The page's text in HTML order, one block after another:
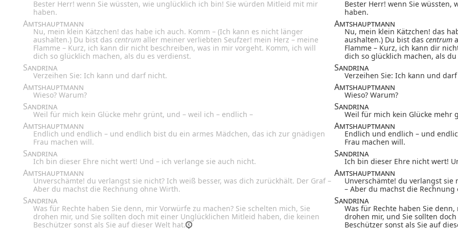
Bester Herr! wenn Sie wüssten, wie unglücklich ich bin! Sie würden Mitleid mit mir
haben.
Bester Herr! wenn Sie
haben.
Amtshauptmann Amtshauptmann
Nu, mein klein Kätzchen! das habe ich auch. Komm – (Ich kann es nicht länger
aushalten.) Du bist das centrum aller meiner verliebten Seufzer! mein Herz – meine
Flamme – Kurz, ich kann dir nicht beschreiben, was in mir vorgeht. Komm, ich will
dich so glücklich machen, als du es verdienst.
Nu, mein klein Kätzchen! das
aushalten.) Du bist das centrum
Flamme – Kurz, ich kann dir
dich so glücklich machen, als
Sandrina Sandrina
Verzeihen Sie: Ich kann und darf nicht. Verzeihen Sie: Ich kann und
Amtshauptmann Amtshauptmann
Wieso? Warum? Wieso? Warum?
Sandrina Sandrina
Weil für mich kein Glücke mehr grünt, und – weil ich – endlich – Weil für mich kein Glücke mehr
Amtshauptmann Amtshauptmann
Endlich und endlich – und endlich bist du ein armes Mädchen, das ich zur gnädigen
Frau machen will.
Endlich und endlich – und
Frau machen will.
Sandrina Sandrina
Ich bin dieser Ehre nicht wert! Und – ich verlange sie auch nicht. Ich bin dieser Ehre nicht wert!
Amtshauptmann Amtshauptmann
Unverschämte! du verlangst sie nicht? Ich weiß besser, was dich zurückhält. Der Graf –
Aber du machst die Rechnung ohne Wirth.
Unverschämte! du verlangst sie
– Aber du machst die Rechnung
Sandrina Sandrina
Was für Rechte haben Sie denn, mir Vorwürfe zu machen? Sie schelten mich, Sie
drohen mir, und Sie sollten doch mit einer Unglücklichen Mitleid haben, die keinen
Beschützer sonst als Sie auf dieser Welt hat.
Was für Rechte haben Sie
drohen mir, und Sie sollten
Beschützer sonst als Sie auf